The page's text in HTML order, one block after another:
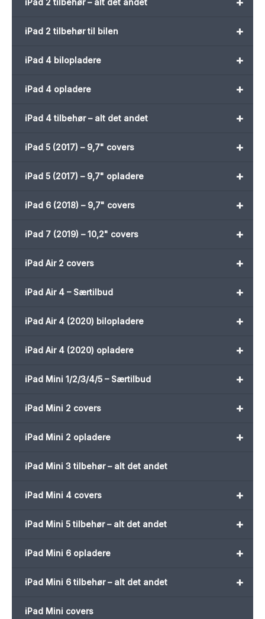
+
iPad 2 tilbehør til bilen
+
iPad 4 bilopladere
+
iPad 4 opladere
+
iPad 4 tilbehør – alt det andet
+
iPad 5 (2017) – 9,7" covers
+
iPad 5 (2017) – 9,7" opladere
+
iPad 6 (2018) – 9,7" covers
+
iPad 7 (2019) – 10,2" covers
+
iPad Air 2 covers
+
iPad Air 4 – Særtilbud
+
iPad Air 4 (2020) bilopladere
+
iPad Air 4 (2020) opladere
+
iPad Mini 1/2/3/4/5 – Særtilbud
+
iPad Mini 2 covers
+
iPad Mini 2 opladere
iPad Mini 3 tilbehør – alt det andet
+
iPad Mini 4 covers
+
iPad Mini 5 tilbehør – alt det andet
+
iPad Mini 6 opladere
+
iPad Mini 6 tilbehør – alt det andet
iPad Mini covers